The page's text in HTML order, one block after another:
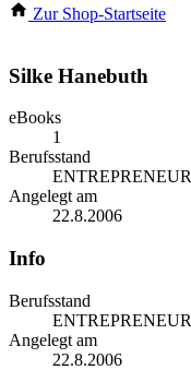
Zur Shop-Startseite
Silke Hanebuth
eBooks
1
Berufsstand
ENTREPRENEUR
Angelegt am
22.8.2006
Info
Berufsstand
ENTREPRENEUR
Angelegt am
22.8.2006